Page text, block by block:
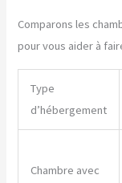
Comparons les
pour vous aider à
Type
d’hébergement
Chambre avec